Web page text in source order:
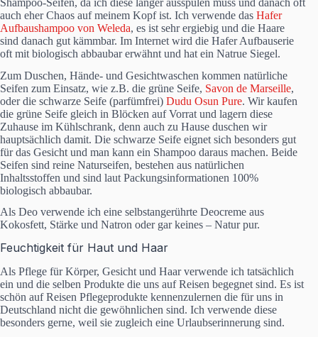
auch eher Chaos auf meinem Kopf ist. Ich verwende das Hafer
Aufbaushampoo von Weleda, es ist sehr ergiebig und die Haare
sind danach gut kämmbar. Im Internet wird die Hafer Aufbauserie
oft mit biologisch abbaubar erwähnt und hat ein Natrue Siegel.
Zum Duschen, Hände- und Gesichtwaschen kommen natürliche
Seifen zum Einsatz, wie z.B. die grüne Seife, Savon de Marseille,
oder die schwarze Seife (parfümfrei) Dudu Osun Pure. Wir kaufen
die grüne Seife gleich in Blöcken auf Vorrat und lagern diese
Zuhause im Kühlschrank, denn auch zu Hause duschen wir
hauptsächlich damit. Die schwarze Seife eignet sich besonders gut
für das Gesicht und man kann ein Shampoo daraus machen. Beide
Seifen sind reine Naturseifen, bestehen aus natürlichen
Inhaltsstoffen und sind laut Packungsinformationen 100%
biologisch abbaubar.
Als Deo verwende ich eine selbstangerührte Deocreme aus
Kokosfett, Stärke und Natron oder gar keines – Natur pur.
Feuchtigkeit für Haut und Haar
Als Pflege für Körper, Gesicht und Haar verwende ich tatsächlich
ein und die selben Produkte die uns auf Reisen begegnet sind. Es ist
schön auf Reisen Pflegeprodukte kennenzulernen die für uns in
Deutschland nicht die gewöhnlichen sind. Ich verwende diese
besonders gerne, weil sie zugleich eine Urlaubserinnerung sind.